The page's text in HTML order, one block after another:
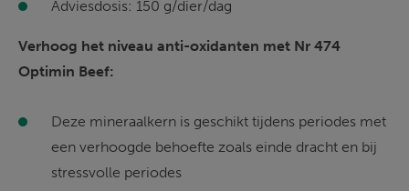
Adviesdosis: 150 g/dier/dag
Verhoog het niveau anti-oxidanten met Nr 474
Optimin Beef:
Deze mineraalkern is geschikt tijdens periodes met
een verhoogde behoefte zoals einde dracht en bij
stressvolle periodes